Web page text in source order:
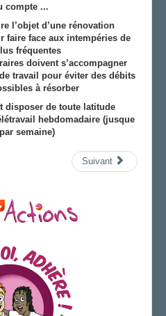
compte ...
l’objet d’une rénovation
faire face aux intempéries de
fréquentes
doivent s’accompagner
travail pour éviter des débits
à résorber
disposer de toute latitude
hebdomadaire (jusque
semaine)
Suivant